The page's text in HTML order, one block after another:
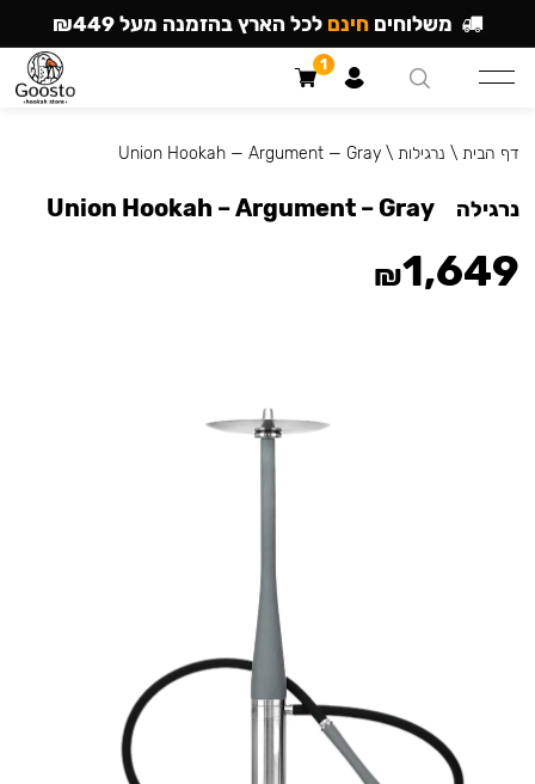
דף הבית \ נרגילות \
Union Hookah — Argument — Gray
נרגילה Union Hookah – Argument – Gray
₪1,649
משלוחים חינם לכל הארץ בהזמנה מעל ₪449
1